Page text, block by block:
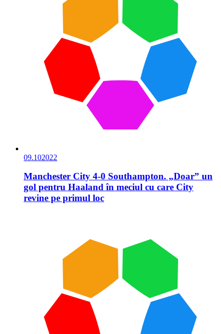
09.102022
Manchester City 4-0 Southampton. „Doar” un
gol pentru Haaland în meciul cu care City
revine pe primul loc